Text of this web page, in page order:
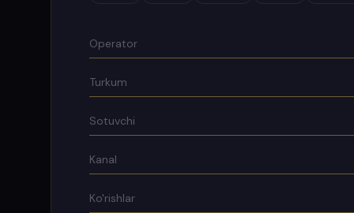
Operator
Turkum
Sotuvchi
Kanal
Ko'rishlar